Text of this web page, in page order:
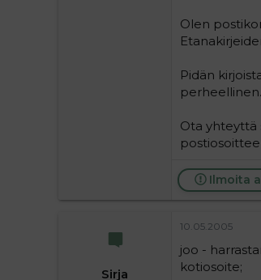
Olen
Pidän
perheellinen.
Ota yhteyttä
Ilmoita
Sirja
10.05.2005
joo -
kotiosoite;